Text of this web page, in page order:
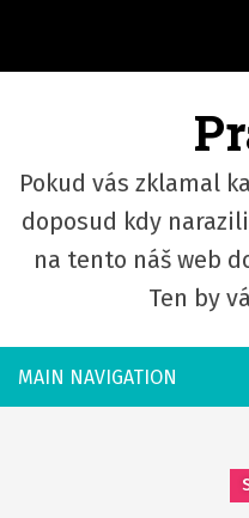
e
Pokud vás zklamal
doposud kdy
na tento náš web
Ten by